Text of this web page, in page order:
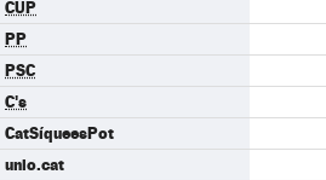
CUP
PP
PSC
C's
CatSíqueesPot
unio.cat